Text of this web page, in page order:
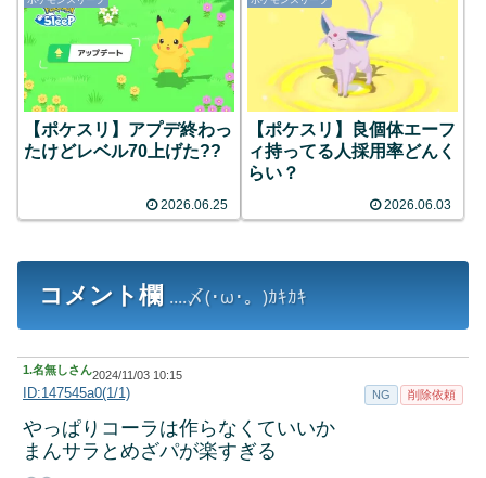
【ポケスリ】アプデ終わっ
たけどレベル70上げた??
2026.06.25
【ポケスリ】良個体エーフ
ィ持ってる人採用率どんく
らい？
2026.06.03
コメント欄 ....〆(･ω･。)ｶｷｶｷ
1.名無しさん2024/11/03 10:15
ID:147545a0(1/1) NG 削除依頼
やっぱりコーラは作らなくていいか
まんサラとめざパが楽すぎる